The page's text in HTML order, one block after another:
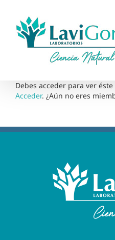
contenido
Debes acceder para ver
Acceder. ¿Aún no eres